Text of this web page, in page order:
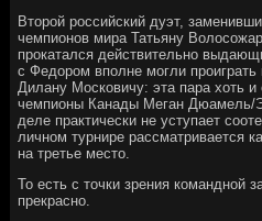
Второй российский дуэт,
чемпионов мира Татьяну
прокатался действительно
с Федором вполне могли
Дилану Московичу: эта пара хоть
чемпионы Канады Меган Дюамель/
деле практически не уступает
личном турнире рассматривается
на третье место.
То есть с точки зрения командной
прекрасно.